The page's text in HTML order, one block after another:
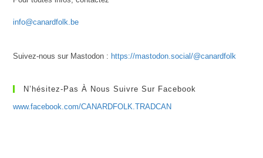
info@canardfolk.be
Suivez-nous sur Mastodon : https://mastodon.social/@canardfolk
N’hésitez-Pas À Nous Suivre Sur Facebook
www.facebook.com/CANARDFOLK.TRADCAN